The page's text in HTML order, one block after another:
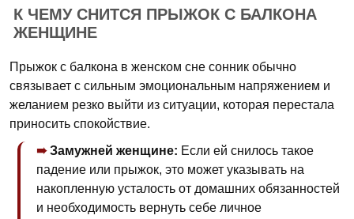
К ЧЕМУ СНИТСЯ ПРЫЖОК С БАЛКОНА
ЖЕНЩИНЕ
Прыжок с балкона в женском сне сонник обычно
связывает с сильным эмоциональным напряжением и
желанием резко выйти из ситуации, которая перестала
приносить спокойствие.
Замужней женщине: Если ей снилось такое
падение или прыжок, это может указывать на
накопленную усталость от домашних обязанностей
и необходимость вернуть себе личное